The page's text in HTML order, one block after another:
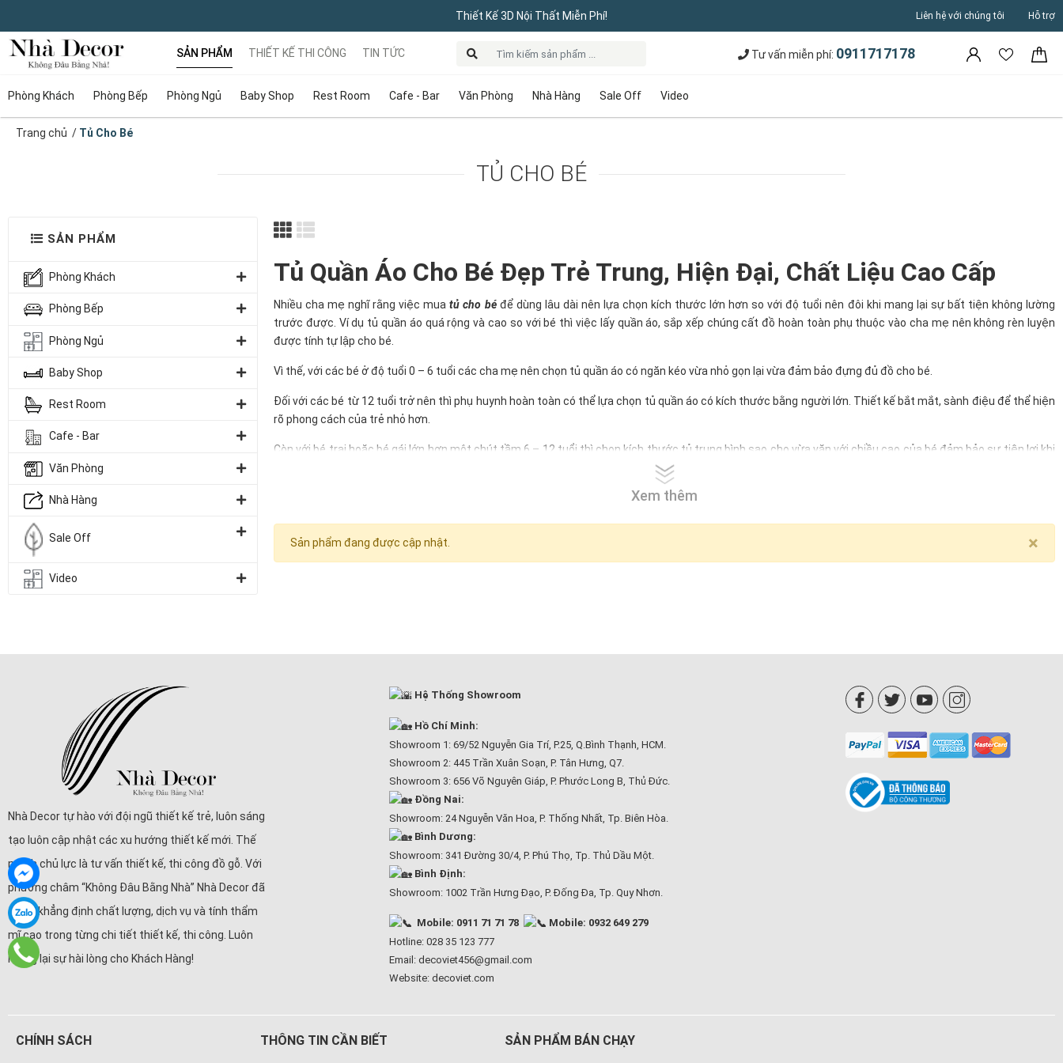
Thiết Kế 3D Nội Thất Miễn Phí! Liên hệ với chúng tôi Hỗ trợ
SẢN PHẨM
Phòng Khách Phòng Bếp Phòng Ngủ Baby Shop Rest Room Cafe - Bar Văn Phòng Nhà Hàng Sale Off Video
THIẾT KẾ THI CÔNG TIN TỨC Tư vấn miễn phí: 0911717178
Trang chủ / Tủ Cho Bé
TỦ CHO BÉ
SẢN PHẨM
Phòng Khách
Phòng Bếp
Phòng Ngủ
Baby Shop
Rest Room
Cafe - Bar
Văn Phòng
Nhà Hàng
Sale Off
Video
Tủ Quần Áo Cho Bé Đẹp Trẻ Trung, Hiện Đại, Chất Liệu Cao Cấp
Nhiều cha mẹ nghĩ rằng việc muatủ cho béđể dùng lâu dài nên lựa chọn kích thước lớn hơn so với độ tuổi nên đôi khi mang lại sự bất tiện không lường
trước được. Ví dụ tủ quần áo quá rộng và cao so với bé thì việc lấy quần áo, sắp xếp chúng cất đồ hoàn toàn phụ thuộc vào cha mẹ nên không rèn luyện
được tính tự lập cho bé.
Vì thế, với các bé ở độ tuổi 0 – 6 tuổi các cha mẹ nên chọn tủ quần áo có ngăn kéo vừa nhỏ gọn lại vừa đảm bảo đựng đủ đồ cho bé.
Đối với các bé từ 12 tuổi trở nên thì phụ huynh hoàn toàn có thể lựa chọn tủ quần áo có kích thước bằng người lớn. Thiết kế bắt mắt, sành điệu để thể hiện
rõ phong cách của trẻ nhỏ hơn.
Còn với bé trai hoặc bé gái lớn hơn một chút tầm 6 – 12 tuổi thì chọn kích thước tủ trung bình sao cho vừa vặn với chiều cao của bé đảm bảo sự tiện lợi khi
Xem thêm
×
Sản phẩm đang được cập nhật.
Nhà Decor tự hào với đội ngũ thiết kế trẻ, luôn sáng
tạo luôn cập nhật các xu hướng thiết kế mới. Thế
mạnh chủ lực là tư vấn thiết kế, thi công đồ gỗ. Với
phương châm “Không Đâu Bằng Nhà” Nhà Decor đã
tự tin khẳng định chất lượng, dịch vụ và tính thẩm
mĩ cao trong từng chi tiết thiết kế, thi công. Luôn
mang lại sự hài lòng cho Khách Hàng!
Hệ Thống Showroom
Hồ Chí Minh:
Showroom 1: 69/52 Nguyễn Gia Trí, P.25, Q.Bình Thạnh, HCM.
Showroom 2: 445 Trần Xuân Soạn, P. Tân Hưng, Q7.
Showroom 3: 656 Võ Nguyên Giáp, P. Phước Long B, Thủ Đức.
Đồng Nai:
Showroom: 24 Nguyễn Văn Hoa, P. Thống Nhất, Tp. Biên Hòa.
Bình Dương:
Showroom: 341 Đường 30/4, P. Phú Thọ, Tp. Thủ Dầu Một.
Bình Định:
Showroom: 1002 Trần Hưng Đạo, P. Đống Đa, Tp. Quy Nhơn.
Mobile: 0911 71 71 78
Mobile: 0932 649 279
Hotline: 028 35 123 777
Email: decoviet456@gmail.com
Website:decoviet.com
CHÍNH SÁCH THÔNG TIN CẦN BIẾT SẢN PHẨM BÁN CHẠY